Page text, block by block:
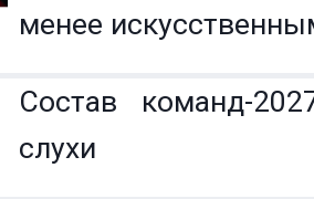
менее
Состав команд-
слухи